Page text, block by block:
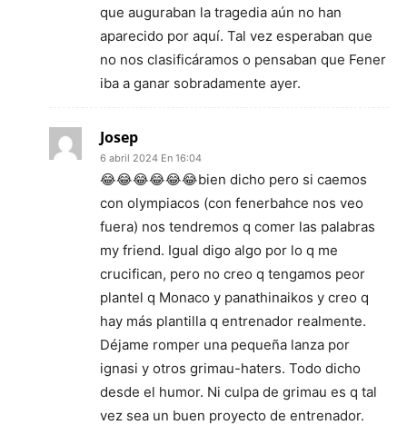
que auguraban la tragedia aún no han
aparecido por aquí. Tal vez esperaban que
no nos clasificáramos o pensaban que Fener
iba a ganar sobradamente ayer.
Josep
6 abril 2024 En 16:04
😂😂😂😂😂😂bien dicho pero si caemos
con olympiacos (con fenerbahce nos veo
fuera) nos tendremos q comer las palabras
my friend. Igual digo algo por lo q me
crucifican, pero no creo q tengamos peor
plantel q Monaco y panathinaikos y creo q
hay más plantilla q entrenador realmente.
Déjame romper una pequeña lanza por
ignasi y otros grimau-haters. Todo dicho
desde el humor. Ni culpa de grimau es q tal
vez sea un buen proyecto de entrenador.